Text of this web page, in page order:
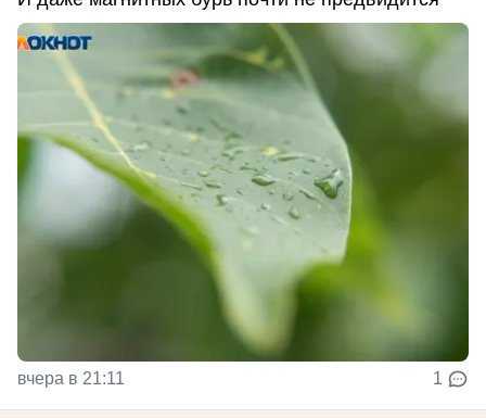
вчера в 21:11 1